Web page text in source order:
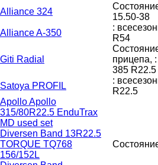
Alliance 324
15.50-38
Alliance A-350
:
R54
Giti Radial
прицепа,
385 R22.5
Satoya PROFIL
:
R22.5
Apollo Apollo
315/80R22.5 EnduTrax
MD used set
Diversen Band 13R22.5
TORQUE TQ768
156/152L